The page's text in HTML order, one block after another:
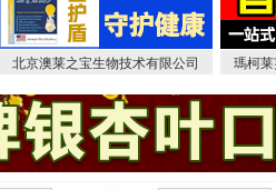
北京澳莱之宝生物技术有限公司 瑪柯